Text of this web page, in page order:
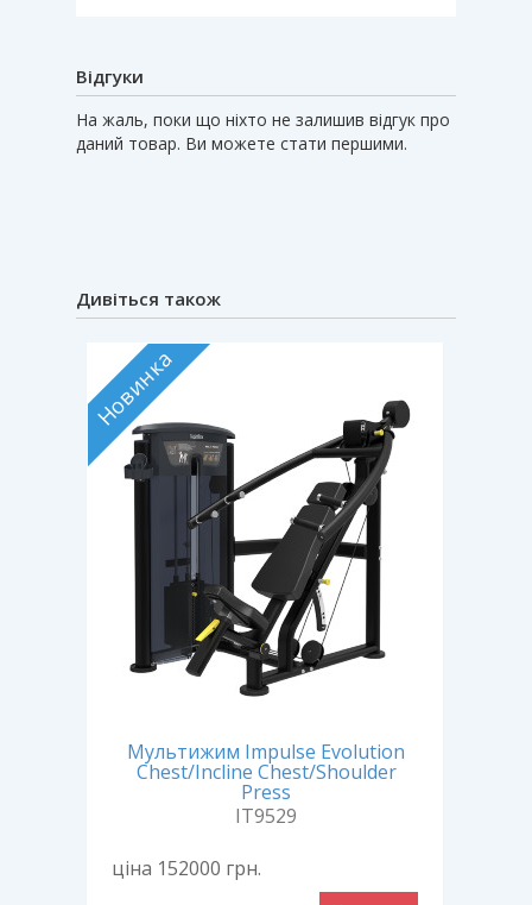
Відгуки
На жаль, поки що ніхто не залишив відгук про
даний товар. Ви можете стати першими.
Дивіться також
Новинка
Мультижим Impulse Evolution
Chest/Incline Chest/Shoulder
Press
IT9529
ціна 152000 грн.